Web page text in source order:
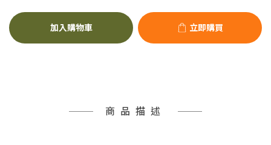
加入購物車 立即購買
商品描述